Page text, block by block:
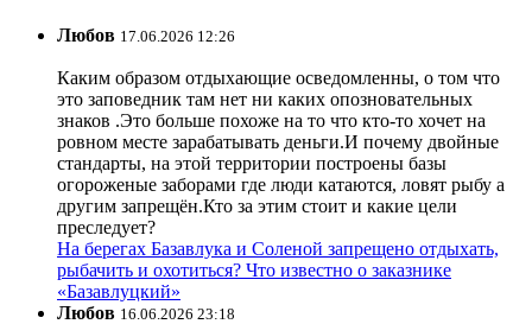
Любов 17.06.2026 12:26
Каким образом отдыхающие осведомленны, о том что
это заповедник там нет ни каких опозновательных
знаков .Это больше похоже на то что кто-то хочет на
ровном месте зарабатывать деньги.И почему двойные
стандарты, на этой территории построены базы
огороженые заборами где люди катаются, ловят рыбу а
другим запрещён.Кто за этим стоит и какие цели
преследует?
На берегах Базавлука и Соленой запрещено отдыхать,
рыбачить и охотиться? Что известно о заказнике
«Базавлуцкий»
Любов 16.06.2026 23:18